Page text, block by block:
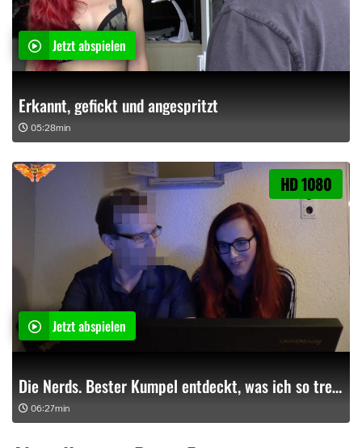
Jetzt abspielen
Erkannt, gefickt und angespritzt
05:28min
HD 1080
Jetzt abspielen
Die Nerds. Bester Kumpel entdeckt, was ich so treibe
06:27min